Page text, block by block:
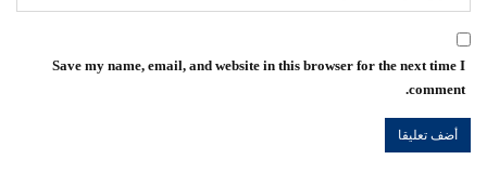
Save my name, email, and website in this browser for the next time I
comment.